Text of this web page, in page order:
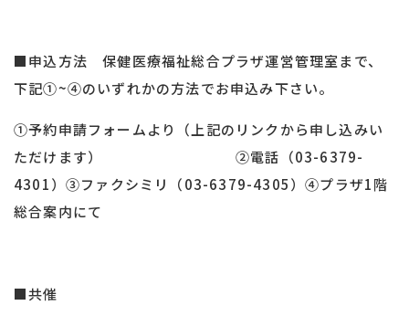
■申込方法 保健医療福祉総合プラザ運営管理室まで、
下記①~④のいずれかの方法でお申込み下さい。
①予約申請フォームより（上記のリンクから申し込みい
ただけます） ②電話（03-6379-
4301）③ファクシミリ（03-6379-4305）④プラザ1階
総合案内にて
■共催